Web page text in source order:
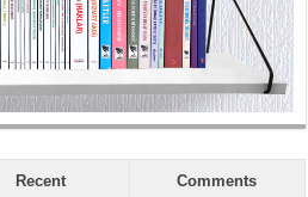
Recent Comments